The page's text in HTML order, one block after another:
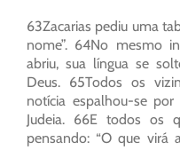
63Zacarias pediu uma
nome”. 64No mesmo
abriu, sua língua se
Deus. 65Todos os
notícia espalhou-se
Judeia. 66E todos os
pensando: “O que virá